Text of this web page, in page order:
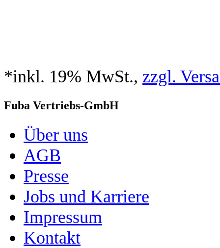
*inkl. 19% MwSt., zzgl.
Fuba Vertriebs-GmbH
Über uns
AGB
Presse
Jobs und Karriere
Impressum
Kontakt